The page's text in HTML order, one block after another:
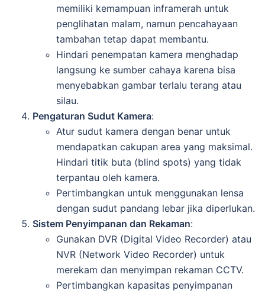
memiliki kemampuan inframerah untuk
penglihatan malam, namun pencahayaan
tambahan tetap dapat membantu.
Hindari penempatan kamera menghadap
langsung ke sumber cahaya karena bisa
menyebabkan gambar terlalu terang atau
silau.
Pengaturan Sudut Kamera:
Atur sudut kamera dengan benar untuk
mendapatkan cakupan area yang maksimal.
Hindari titik buta (blind spots) yang tidak
terpantau oleh kamera.
Pertimbangkan untuk menggunakan lensa
dengan sudut pandang lebar jika diperlukan.
Sistem Penyimpanan dan Rekaman:
Gunakan DVR (Digital Video Recorder) atau
NVR (Network Video Recorder) untuk
merekam dan menyimpan rekaman CCTV.
Pertimbangkan kapasitas penyimpanan